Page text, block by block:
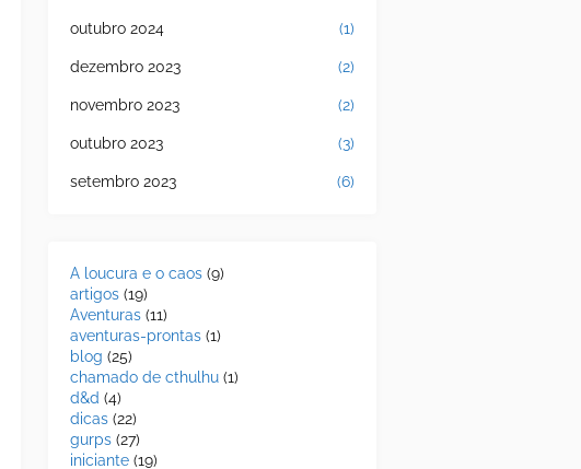
outubro 2024 (1)
dezembro 2023 (2)
novembro 2023 (2)
outubro 2023 (3)
setembro 2023 (6)
A loucura e o caos (9)
artigos (19)
Aventuras (11)
aventuras-prontas (1)
blog (25)
chamado de cthulhu (1)
d&d (4)
dicas (22)
gurps (27)
iniciante (19)